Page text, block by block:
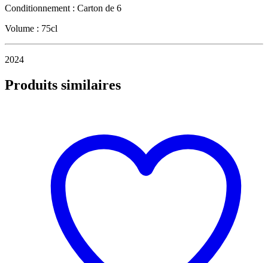
Conditionnement : Carton de 6
Volume : 75cl
2024
Produits similaires